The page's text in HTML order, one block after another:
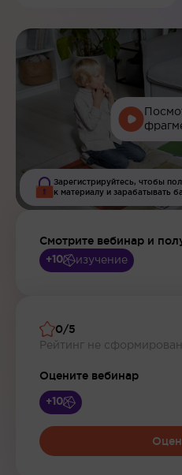
Зарегистрируйтесь, чтобы
к материалу и зарабатывать
Смотрите вебинар и
+10 изучение
0/5
Рейтинг не сформирован
Оцените вебинар
+10